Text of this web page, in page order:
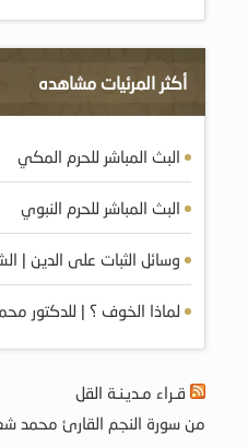
أكثر المرئيات مشاهده
البث المباشر للحرم المكي
البث المباشر للحرم النبوي
وسائل الثبات على الدين |
لماذا الخوف ؟ | للدكتور
قـراء مـديـنـة القل
من سورة النجم القارئ محمد